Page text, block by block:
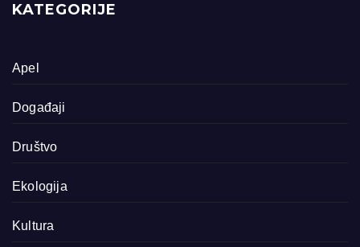
KATEGORIJE
Apel
Događaji
Društvo
Ekologija
Kultura